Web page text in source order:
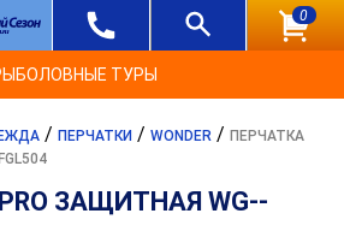
0
ТУРЫ
/ ПЕРЧАТКИ / WONDER / ПЕРЧАТКА
ЗАЩИТНАЯ WG--